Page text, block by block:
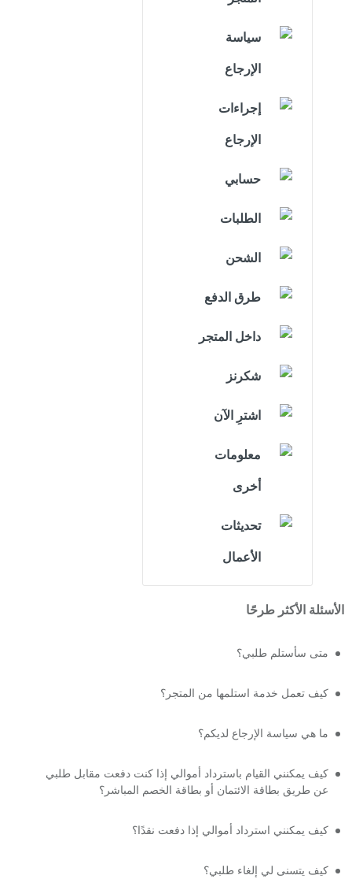
سياسة
الإرجاع
إجراءات
الإرجاع
حسابي
الطلبات
الشحن
طرق الدفع
داخل المتجر
شكرنز
اشترِ الآن
معلومات
أخرى
تحديثات
الأعمال
الأسئلة الأكثر طرحًا
متى سأستلم طلبي؟
كيف تعمل خدمة استلمها من المتجر؟
ما هي سياسة الإرجاع لديكم؟
كيف يمكنني القيام باسترداد أموالي إذا كنت دفعت مقابل طلبي
عن طريق بطاقة الائتمان أو بطاقة الخصم المباشر؟
كيف يمكنني استرداد أموالي إذا دفعت نقدًا؟
كيف يتسنى لي إلغاء طلبي؟